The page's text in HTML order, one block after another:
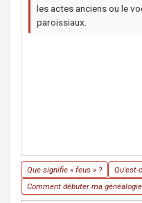
les actes anciens ou le
paroissiaux.
Que signifie « feus » ?
Qu'est-
Comment débuter ma